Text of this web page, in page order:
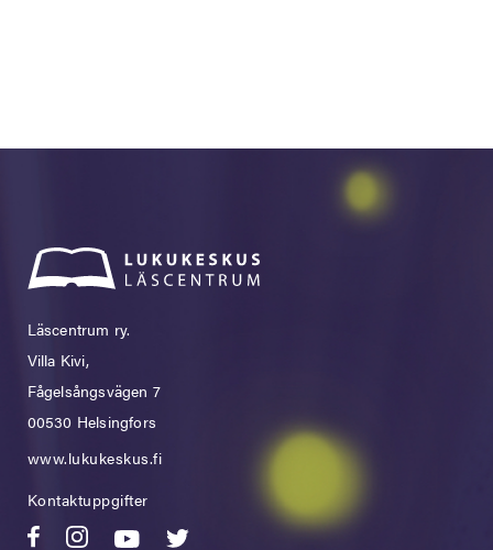
Läscentrum ry.
Villa Kivi,
Fågelsångsvägen 7
00530 Helsingfors
www.lukukeskus.fi
Kontaktuppgifter